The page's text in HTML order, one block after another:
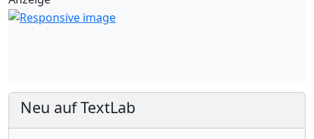
Neu auf TextLab